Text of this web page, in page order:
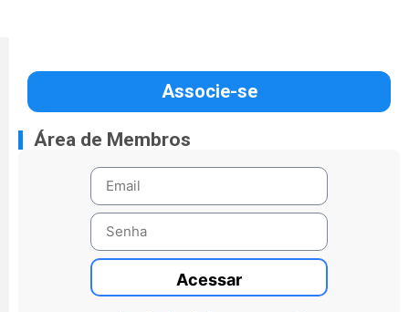
Associe-se
Área de Membros
Acessar